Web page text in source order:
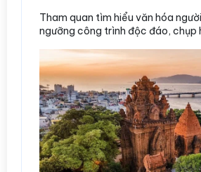
Tham quan tìm hiểu văn hóa
ngưỡng công trình độc đáo, chụp